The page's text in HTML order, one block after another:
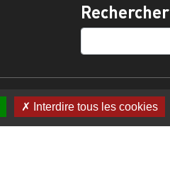
Rechercher
SEARCH
Interdire tous les cookies